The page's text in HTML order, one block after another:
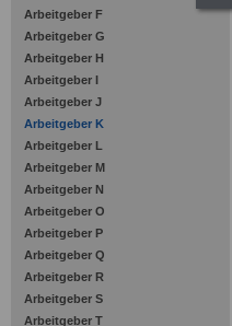
Arbeitgeber F
Arbeitgeber G
Arbeitgeber H
Arbeitgeber I
Arbeitgeber J
Arbeitgeber K
Arbeitgeber L
Arbeitgeber M
Arbeitgeber N
Arbeitgeber O
Arbeitgeber P
Arbeitgeber Q
Arbeitgeber R
Arbeitgeber S
Arbeitgeber T